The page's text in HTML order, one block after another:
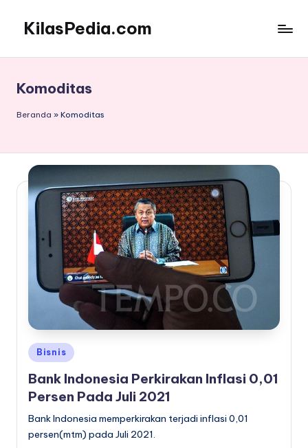
content
KilasPedia.com
Terdepan
Komoditas
Beranda » Komoditas
Posted
in
Bisnis
Bank Indonesia Perkirakan Inflasi 0,01
Persen Pada Juli 2021
Bank Indonesia memperkirakan terjadi inflasi 0,01
persen(mtm) pada Juli 2021.